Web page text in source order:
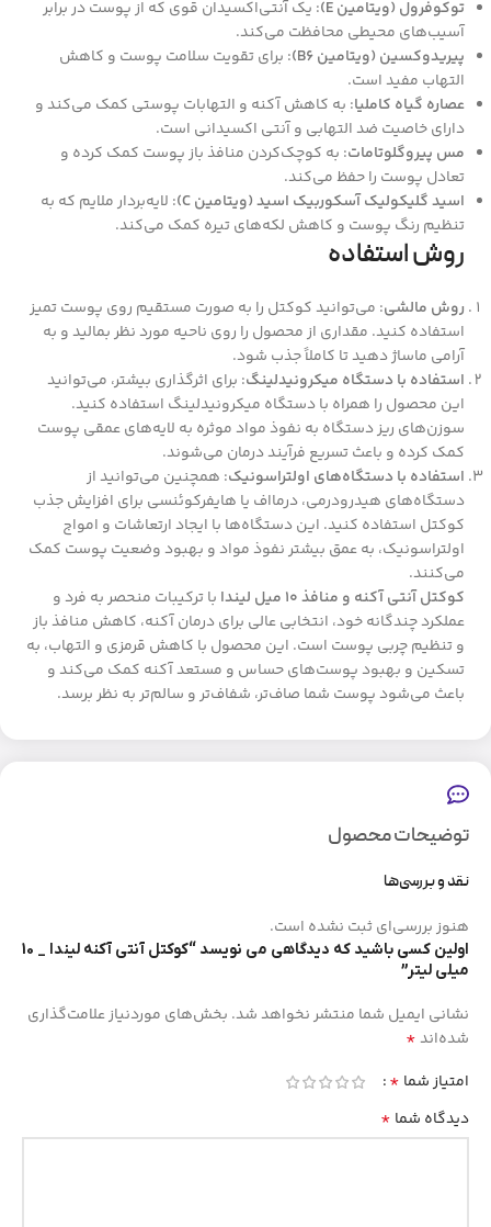
توکوفرول (ویتامین E)
: یک آنتی‌اکسیدان قوی که از پوست در برابر
آسیب‌های محیطی محافظت می‌کند.
پیریدوکسین (ویتامین B6)
: برای تقویت سلامت پوست و کاهش
التهاب مفید است.
عصاره گیاه کاملیا: به کاهش آکنه و التهابات پوستی کمک می‌کند و
دارای خاصیت ضد التهابی و آنتی اکسیدانی است.
مس پیروگلوتامات: به کوچک‌کردن منافذ باز پوست کمک کرده و
تعادل پوست را حفظ می‌کند.
اسید گلیکولیک آسکوربیک اسید (ویتامین C)
: لایه‌بردار ملایم که به
تنظیم رنگ پوست و کاهش لکه‌های تیره کمک می‌کند.
روش استفاده
روش مالشی: می‌توانید کوکتل را به صورت مستقیم روی پوست تمیز
استفاده کنید. مقداری از محصول را روی ناحیه مورد نظر بمالید و به
آرامی ماساژ دهید تا کاملاً جذب شود.
استفاده با دستگاه میکرونیدلینگ: برای اثرگذاری بیشتر، می‌توانید
این محصول را همراه با دستگاه میکرونیدلینگ استفاده کنید.
سوزن‌های ریز دستگاه به نفوذ مواد موثره به لایه‌های عمقی پوست
کمک کرده و باعث تسریع فرآیند درمان می‌شوند.
استفاده با دستگاه‌های اولتراسونیک: همچنین می‌توانید از
دستگاه‌های هیدرودرمی، درمااف یا هایفرکوئنسی برای افزایش جذب
کوکتل استفاده کنید. این دستگاه‌ها با ایجاد ارتعاشات و امواج
اولتراسونیک، به عمق بیشتر نفوذ مواد و بهبود وضعیت پوست کمک
می‌کنند.
کوکتل آنتی آکنه و منافذ ۱۰ میل لیندا
با ترکیبات منحصر به فرد و
عملکرد چندگانه خود، انتخابی عالی برای درمان آکنه، کاهش منافذ باز
و تنظیم چربی پوست است. این محصول با کاهش قرمزی و التهاب، به
تسکین و بهبود پوست‌های حساس و مستعد آکنه کمک می‌کند و
باعث می‌شود پوست شما صاف‌تر، شفاف‌تر و سالم‌تر به نظر برسد.
توضیحات محصول
نقد و بررسی‌ها
هنوز بررسی‌ای ثبت نشده است.
اولین کسی باشید که دیدگاهی می نویسد “کوکتل آنتی آکنه لیندا _ 10
میلی لیتر”
نشانی ایمیل شما منتشر نخواهد شد. بخش‌های موردنیاز علامت‌گذاری
شده‌اند*
امتیاز شما *
دیدگاه شما *